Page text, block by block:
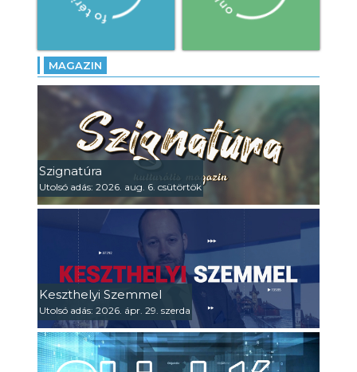
MAGAZIN
Szignatúra
Utolsó adás: 2026. aug. 6. csütörtök
Keszthelyi Szemmel
Utolsó adás: 2026. ápr. 29. szerda